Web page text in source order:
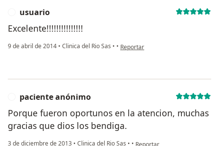
usuario
Excelente!!!!!!!!!!!!!!!
9 de abril de 2014 • Clinica del Rio Sas • • en opinión del usuario usuario
Reportar
paciente anónimo
Porque fueron oportunos en la atencion, muchas
gracias que dios los bendiga.
3 de diciembre de 2013 • Clinica del Rio Sas • • en opinión del usuario
Reportar